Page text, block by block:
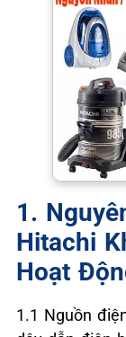
1.
Hitachi
Hoạt
1.1 Nguồn